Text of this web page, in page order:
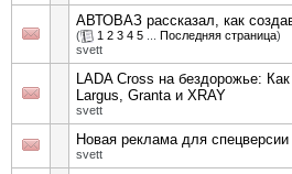
АВТОВАЗ рассказал, как
( 1 2 3 4 5 Последняя страница)
svett
LADA Cross на бездорожье:
Largus, Granta и XRAY
svett
Новая реклама для
svett